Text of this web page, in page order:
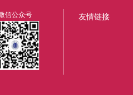
信公众号 友情链接